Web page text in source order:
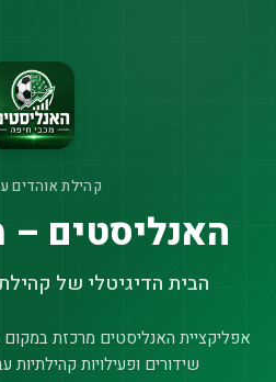
קהילת אוהדים
האנליסטים –
הבית הדיגיטלי של
אפליקציית האנליסטים מרכזת
שידורים ופעילויות קהילתיות